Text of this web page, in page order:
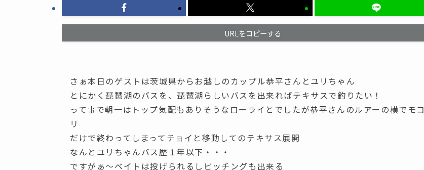
URLをコピーする
さぁ本日のゲストは茨城県からお越しのカップル恭平さんとユリちゃん
とにかく琵琶湖のバスを、琵琶湖らしいバスを出来ればテキサスで釣りたい！
って事で朝一はトップ気配もありそうなローライとでしたが恭平さんのルアーの横でモコ
リ
だけで終わってしまってチョイと移動してのテキサス展開
なんとユリちゃんバス歴１年以下・・・
ですがぁ～ベイトは投げられるしピッチングも出来る